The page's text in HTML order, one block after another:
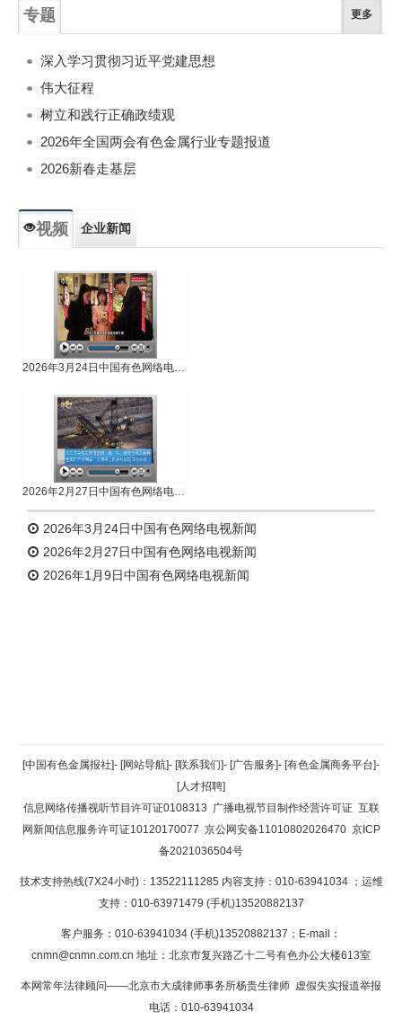
专题 更多
深入学习贯彻习近平党建思想
伟大征程
树立和践行正确政绩观
2026年全国两会有色金属行业专题报道
2026新春走基层
视频 企业新闻
2026年3月24日中国有色网络电视新闻
2026年2月27日中国有色网络电视新闻
2026年3月24日中国有色网络电视新闻
2026年2月27日中国有色网络电视新闻
2026年1月9日中国有色网络电视新闻
返回顶部
返回首页
[中国有色金属报社]- [网站导航]- [联系我们]- [广告服务]- [有色金属商务平台]-
[人才招聘]
信息网络传播视听节目许可证0108313 广播电视节目制作经营许可证 互联
网新闻信息服务许可证10120170077 京公网安备11010802026470 京ICP
备2021036504号
技术支持热线(7X24小时)：13522111285 内容支持：010-63941034 ；运维
支持：010-63971479 (手机)13520882137
客户服务：010-63941034 (手机)13520882137；E-mail：
cnmn@cnmn.com.cn 地址：北京市复兴路乙十二号有色办公大楼613室
本网常年法律顾问——北京市大成律师事务所杨贵生律师 虚假失实报道举报
电话：010-63941034